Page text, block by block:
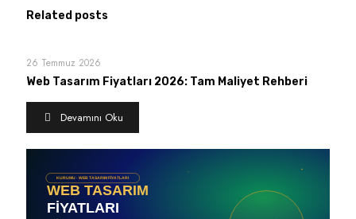
Related posts
26 Temmuz 2026
Web Tasarım Fiyatları 2026: Tam Maliyet Rehberi
Devamını Oku